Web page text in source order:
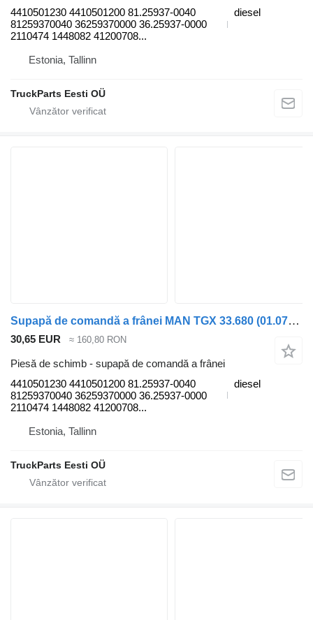
4410501230 4410501200 81.25937-0040
81259370040 36259370000 36.25937-0000
2110474 1448082 41200708...
diesel
Estonia, Tallinn
TruckParts Eesti OÜ
Supapă de comandă a frânei MAN TGX 33.680 (01.07-) 4410501230 pentru cap tractor MAN TGL, TGM, TGS, TGX (2005-2021)
30,65 EUR ≈ 160,80 RON
Piesă de schimb - supapă de comandă a frânei
4410501230 4410501200 81.25937-0040
81259370040 36259370000 36.25937-0000
2110474 1448082 41200708...
diesel
Estonia, Tallinn
TruckParts Eesti OÜ